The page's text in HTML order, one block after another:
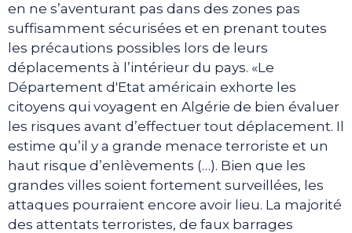
en ne s’aventurant pas dans des zones pas
suffisamment sécurisées et en prenant toutes
les précautions possibles lors de leurs
déplacements à l’intérieur du pays. «Le
Département d'Etat américain exhorte les
citoyens qui voyagent en Algérie de bien évaluer
les risques avant d’effectuer tout déplacement. Il
estime qu’il y a grande menace terroriste et un
haut risque d’enlèvements (…). Bien que les
grandes villes soient fortement surveillées, les
attaques pourraient encore avoir lieu. La majorité
des attentats terroristes, de faux barrages